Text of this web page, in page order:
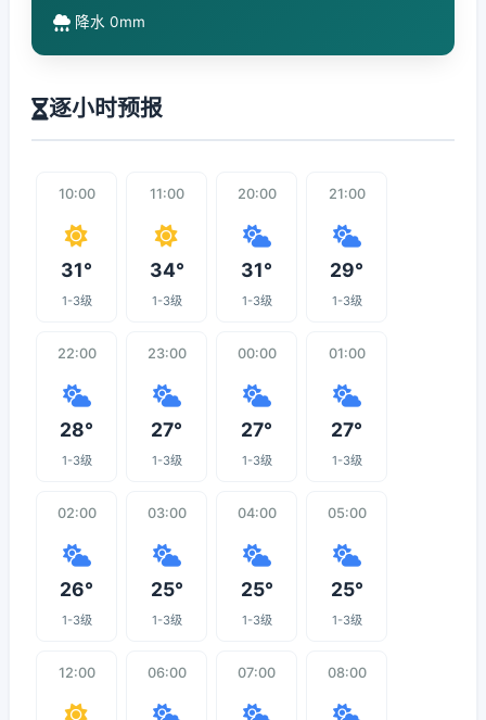
降水 0mm
逐小时预报
10:00
31°
1-3级
11:00
34°
1-3级
20:00
31°
1-3级
21:00
29°
1-3级
22:00
28°
1-3级
23:00
27°
1-3级
00:00
27°
1-3级
01:00
27°
1-3级
02:00
26°
1-3级
03:00
25°
1-3级
04:00
25°
1-3级
05:00
25°
1-3级
12:00 06:00 07:00 08:00